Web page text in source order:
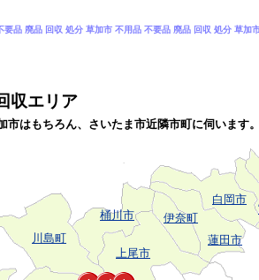
収エリア
はもちろん、さいたま市近隣市町に伺います
要品 廃品 回収 処分 草加市 不用品 不要品 廃品 回収 処分 草加
川島町
桶川市 伊奈町
白岡市
蓮田市
上尾市